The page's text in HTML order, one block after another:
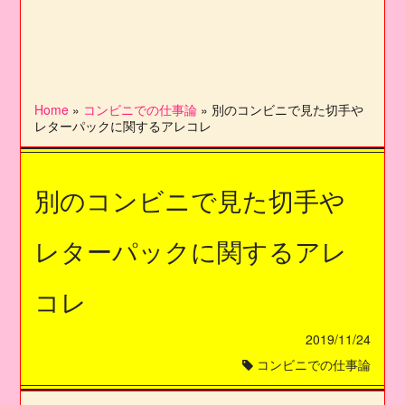
Home » コンビニでの仕事論 » 別のコンビニで見た切手や
レターパックに関するアレコレ
別のコンビニで見た切手や
レターパックに関するアレ
コレ
2019/11/24
コンビニでの仕事論